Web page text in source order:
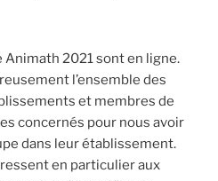
Animath 2021 sont en ligne.
l’ensemble des
et membres de
concernés pour nous avoir
dans leur établissement.
en particulier aux